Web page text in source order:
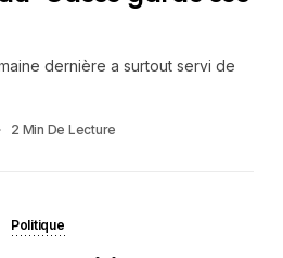
dernière a surtout servi de
2 Min De Lecture
Politique